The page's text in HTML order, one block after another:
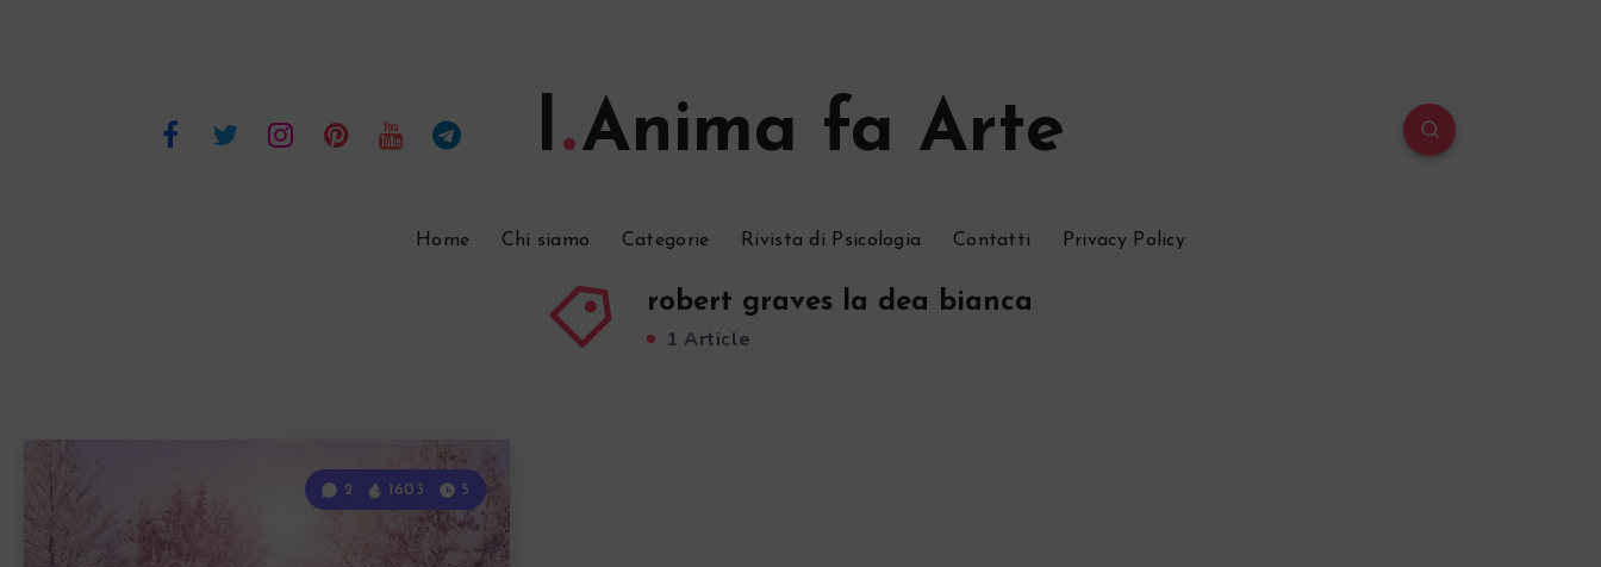
l Anima fa Arte
Home Chi siamo Categorie Rivista di Psicologia Contatti Privacy Policy
robert graves la dea bianca
1 Article
2 1603 5